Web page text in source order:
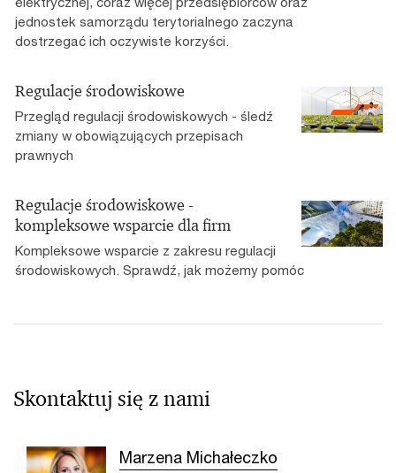
jednostek samorządu terytorialnego zaczyna
dostrzegać ich oczywiste korzyści.
Regulacje środowiskowe
Przegląd regulacji środowiskowych - śledź
zmiany w obowiązujących przepisach
prawnych
Regulacje środowiskowe -
kompleksowe wsparcie dla firm
Kompleksowe wsparcie z zakresu regulacji
środowiskowych. Sprawdź, jak możemy pomóc
Skontaktuj się z nami
Marzena Michałeczko